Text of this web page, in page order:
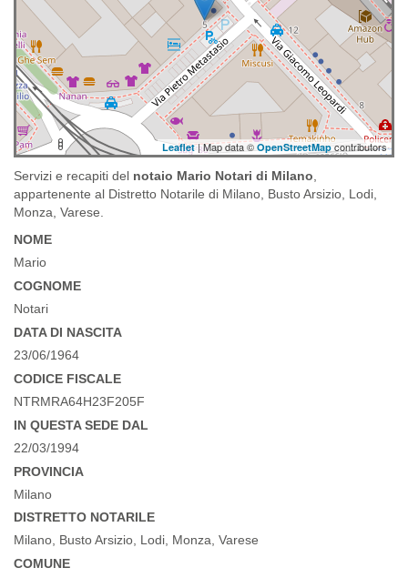
Leaflet| Map data ©OpenStreetMapcontributors
Servizi e recapiti del notaio Mario Notari di Milano
appartenente al Distretto Notarile di Milano, Busto Arsizio, Lodi,
Monza, Varese.
NOME
Mario
COGNOME
Notari
DATA DI NASCITA
23/06/1964
CODICE FISCALE
NTRMRA64H23F205F
IN QUESTA SEDE DAL
22/03/1994
PROVINCIA
Milano
DISTRETTO NOTARILE
Milano, Busto Arsizio, Lodi, Monza, Varese
COMUNE